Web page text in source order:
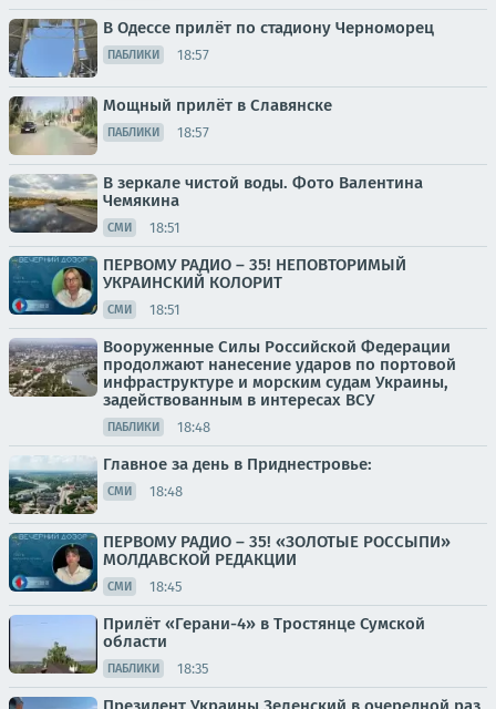
В Одессе прилёт по стадиону Черноморец
ПАБЛИКИ 18:57
Мощный прилёт в Славянске
ПАБЛИКИ 18:57
В зеркале чистой воды. Фото Валентина
Чемякина
СМИ 18:51
ПЕРВОМУ РАДИО – 35! НЕПОВТОРИМЫЙ
УКРАИНСКИЙ КОЛОРИТ
СМИ 18:51
Вооруженные Силы Российской Федерации
продолжают нанесение ударов по портовой
инфраструктуре и морским судам Украины,
задействованным в интересах ВСУ
ПАБЛИКИ 18:48
Главное за день в Приднестровье:
СМИ 18:48
ПЕРВОМУ РАДИО – 35! «ЗОЛОТЫЕ РОССЫПИ»
МОЛДАВСКОЙ РЕДАКЦИИ
СМИ 18:45
Прилёт «Герани-4» в Тростянце Сумской
области
ПАБЛИКИ 18:35